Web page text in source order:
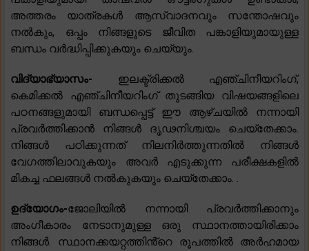
അത്തരം യാത്രകൾ ആസ്വാദനവും സന്തോഷവും
നൽകും, ഒപ്പം നിങ്ങളുടെ ജീവിത പങ്കാളിയുമായുള്ള
ബന്ധം വർദ്ധിപ്പിക്കുകയും ചെയ്യും.
വിദ്യാഭ്യാസം- ഇലക്ട്രിക്കൽ എഞ്ചിനീയറിംഗ്,
കെമിക്കൽ എഞ്ചിനീയറിംഗ് തുടങ്ങിയ വിഷയങ്ങളിലെ
പഠനങ്ങളുമായി ബന്ധപ്പെട്ട് ഈ ആഴ്‌ചയിൽ നന്നായി
പ്രവർത്തിക്കാൻ നിങ്ങൾ ദൃഢനിശ്ചയം ചെയ്‌തേക്കാം.
നിങ്ങൾ പഠിക്കുന്നത് നിലനിർത്തുന്നതിൽ നിങ്ങൾ
വേഗത്തിലാവുകയും അവർ എടുക്കുന്ന പരീക്ഷകളിൽ
മികച്ച ഫലങ്ങൾ നൽകുകയും ചെയ്‌തേക്കാം. .
ഉദ്യോഗം-ജോലിയിൽ നന്നായി പ്രവർത്തിക്കാനും
അംഗീകാരം നേടാനുമുള്ള ഒരു സ്ഥാനത്തായിരിക്കാം
നിങ്ങൾ. സ്ഥാനക്കയറ്റത്തിൻ്റെ രൂപത്തിൽ അർഹമായ